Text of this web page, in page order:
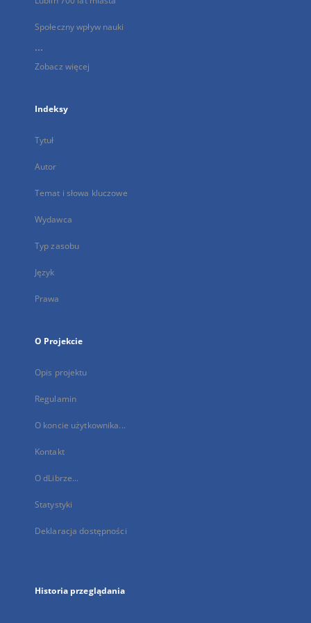
Społeczny wpływ nauki
...
Zobacz więcej
Indeksy
Tytuł
Autor
Temat i słowa kluczowe
Wydawca
Typ zasobu
Język
Prawa
O Projekcie
Opis projektu
Regulamin
O koncie użytkownika...
Kontakt
O dLibrze...
Statystyki
Deklaracja dostępności
Historia przeglądania